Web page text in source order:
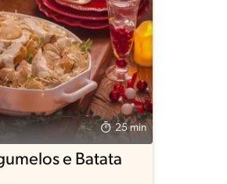
25 min
e Batata